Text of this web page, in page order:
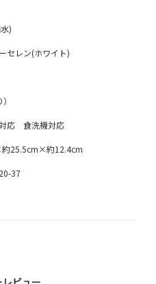
)
セレン(ホワイト)
応 食洗機対応
25.5cm×約12.4cm
37